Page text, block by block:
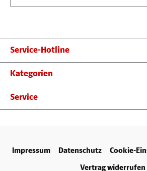
Service-Hotline
Kategorien
Service
Impressum Datenschutz Cookie-
Vertrag widerrufen